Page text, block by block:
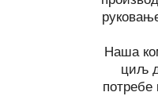
Наша
циљ
потребе